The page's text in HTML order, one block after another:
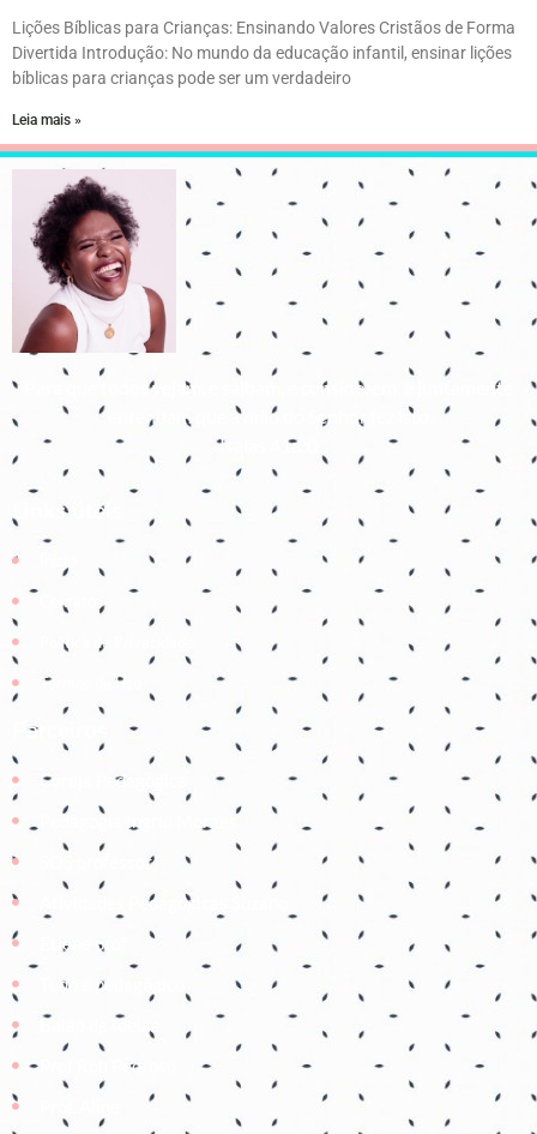
Lições Bíblicas para Crianças: Ensinando Valores Cristãos de Forma
Divertida Introdução: No mundo da educação infantil, ensinar lições
bíblicas para crianças pode ser um verdadeiro
Leia mais »
Para que todos vejam, e saibam, e considerem, e juntamente
entendam que a mão do Senhor fez isto
Isaías 41:20
Links úteis
Contato
Política de Privacidade
Termos de Uso
Parceiros
Coruja Pedagogica
Pedagogia Ingrid Moraes
SOS professor
Atividades Pedagógicas Suzano
Etiene prof
Tudo é pedagógico
Balão de Ideias
Prof Roh Pedroso